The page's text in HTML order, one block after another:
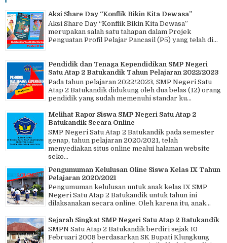
Aksi Share Day “Konflik Bikin Kita Dewasa”
Aksi Share Day “Konflik Bikin Kita Dewasa”
merupakan salah satu tahapan dalam Projek
Penguatan Profil Pelajar Pancasil (P5) yang telah di...
Pendidik dan Tenaga Kependidikan SMP Negeri
Satu Atap 2 Batukandik Tahun Pelajaran 2022/2023
Pada tahun pelajaran 2022/2023, SMP Negeri Satu
Atap 2 Batukandik didukung oleh dua belas (12) orang
pendidik yang sudah memenuhi standar ku...
Melihat Rapor Siswa SMP Negeri Satu Atap 2
Batukandik Secara Online
SMP Negeri Satu Atap 2 Batukandik pada semester
genap, tahun pelajaran 2020/2021, telah
menyediakan situs online mealui halaman website
seko...
Pengumuman Kelulusan Oline Siswa Kelas IX Tahun
Pelajaran 2020/2021
Pengumuman kelulusan untuk anak kelas IX SMP
Negeri Satu Atap 2 Batukandik untuk tahun ini
dilaksanakan secara online. Oleh karena itu, anak...
Sejarah Singkat SMP Negeri Satu Atap 2 Batukandik
SMPN Satu Atap 2 Batukandik berdiri sejak 10
Februari 2008 berdasarkan SK Bupati Klungkung